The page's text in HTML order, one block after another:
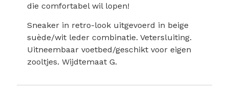
die comfortabel wil lopen!
Sneaker in retro-look uitgevoerd in beige
suède/wit leder combinatie. Vetersluiting.
Uitneembaar voetbed/geschikt voor eigen
zooltjes. Wijdtemaat G.